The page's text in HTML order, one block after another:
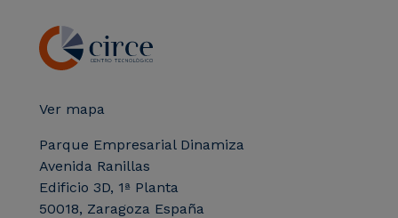
Ver mapa
Parque Empresarial Dinamiza
Avenida Ranillas
Edificio 3D, 1ª Planta
50018, Zaragoza España